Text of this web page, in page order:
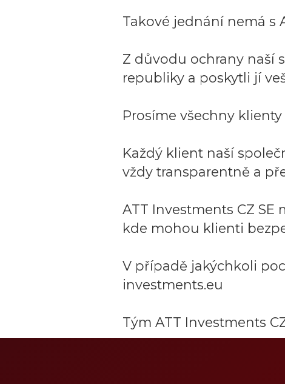
Takové jednání nemá s
Z důvodu ochrany naší
republiky a poskytli jí
Prosíme všechny
Každý klient naší
vždy transparentně a
ATT Investments CZ SE
kde mohou klienti
V případě jakýchkoli
investments.eu
Tým ATT Investments